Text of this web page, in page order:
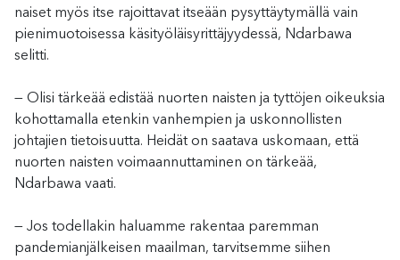
naiset myös itse rajoittavat itseään pysyttäytymällä vain
pienimuotoisessa käsityöläisyrittäjyydessä, Ndarbawa
selitti.
— Olisi tärkeää edistää nuorten naisten ja tyttöjen oikeuksia
kohottamalla etenkin vanhempien ja uskonnollisten
johtajien tietoisuutta. Heidät on saatava uskomaan, että
nuorten naisten voimaannuttaminen on tärkeää,
Ndarbawa vaati.
— Jos todellakin haluamme rakentaa paremman
pandemianjälkeisen maailman, tarvitsemme siihen